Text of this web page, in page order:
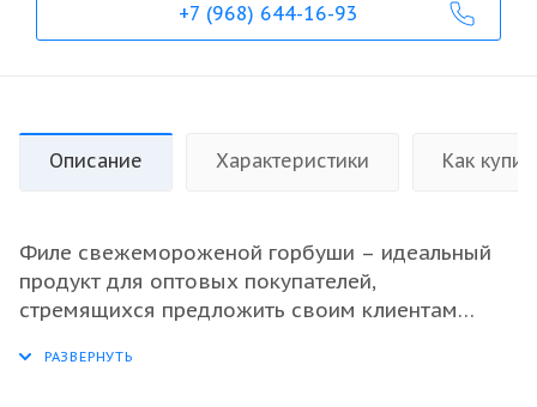
+7 (968) 644-16-93
Описание Характеристики Как
Филе свежемороженой горбуши – идеальный
продукт для оптовых покупателей,
стремящихся предложить своим клиентам
предложение. Наша рыба обладает нежным